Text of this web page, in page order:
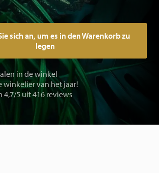
sich an, um es in den Warenkorb zu
legen
in de winkel
winkelier van het jaar!
4,7/5 uit 416 reviews